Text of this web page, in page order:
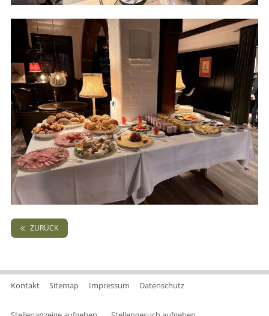
ZURÜCK
Kontakt Sitemap Impressum Datenschutz